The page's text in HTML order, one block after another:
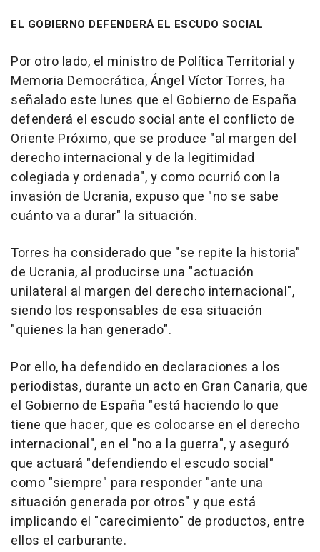
EL GOBIERNO DEFENDERÁ EL ESCUDO SOCIAL
Por otro lado, el ministro de Política Territorial y
Memoria Democrática, Ángel Víctor Torres, ha
señalado este lunes que el Gobierno de España
defenderá el escudo social ante el conflicto de
Oriente Próximo, que se produce "al margen del
derecho internacional y de la legitimidad
colegiada y ordenada", y como ocurrió con la
invasión de Ucrania, expuso que "no se sabe
cuánto va a durar" la situación.
Torres ha considerado que "se repite la historia"
de Ucrania, al producirse una "actuación
unilateral al margen del derecho internacional",
siendo los responsables de esa situación
"quienes la han generado".
Por ello, ha defendido en declaraciones a los
periodistas, durante un acto en Gran Canaria, que
el Gobierno de España "está haciendo lo que
tiene que hacer, que es colocarse en el derecho
internacional", en el "no a la guerra", y aseguró
que actuará "defendiendo el escudo social"
como "siempre" para responder "ante una
situación generada por otros" y que está
implicando el "carecimiento" de productos, entre
ellos el carburante.